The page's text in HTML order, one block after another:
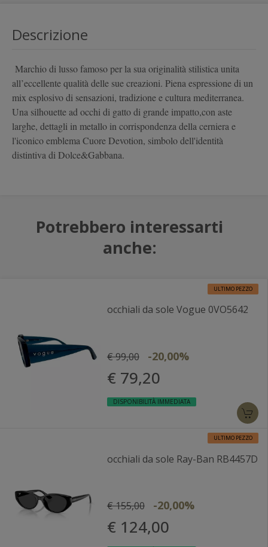
Descrizione
Marchio di lusso famoso per la sua originalità stilistica unita
all’eccellente qualità delle sue creazioni. Piena espressione di un
mix esplosivo di sensazioni, tradizione e cultura mediterranea.
Una silhouette ad occhi di gatto di grande impatto,con aste
larghe, dettagli in metallo in corrispondenza della cerniera e
l'iconico emblema Cuore Devotion, simbolo dell'identità
distintiva di Dolce&Gabbana.
Potrebbero interessarti
anche:
ULTIMO PEZZO
occhiali da sole Vogue 0VO5642
€ 99,00 -20,00%
€ 79,20
DISPONIBILITÀ IMMEDIATA
ULTIMO PEZZO
occhiali da sole Ray-Ban RB4457D
€ 155,00 -20,00%
€ 124,00